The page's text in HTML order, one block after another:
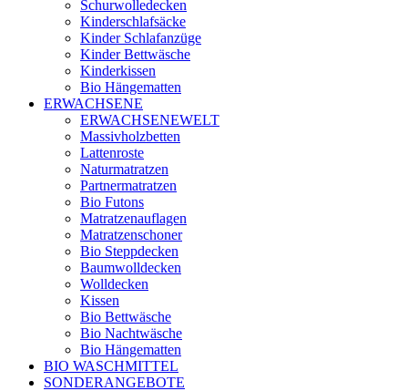
Schurwolledecken
Kinderschlafsäcke
Kinder Schlafanzüge
Kinder Bettwäsche
Kinderkissen
Bio Hängematten
ERWACHSENE
ERWACHSENEWELT
Massivholzbetten
Lattenroste
Naturmatratzen
Partnermatratzen
Bio Futons
Matratzenauflagen
Matratzenschoner
Bio Steppdecken
Baumwolldecken
Wolldecken
Kissen
Bio Bettwäsche
Bio Nachtwäsche
Bio Hängematten
BIO WASCHMITTEL
SONDERANGEBOTE